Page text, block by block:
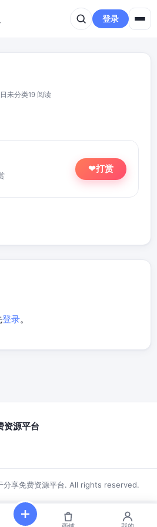
台 登录
未分类19 阅读
❤打赏
登录。
资源平台
享免费资源平台. All rights reserved.